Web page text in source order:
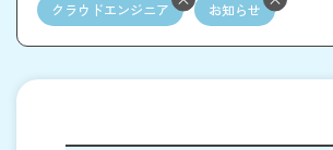
クラウドエンジニア お知らせ